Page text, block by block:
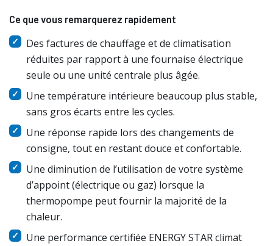
Ce que vous remarquerez rapidement
Des factures de chauffage et de climatisation
réduites par rapport à une fournaise électrique
seule ou une unité centrale plus âgée.
Une température intérieure beaucoup plus stable,
sans gros écarts entre les cycles.
Une réponse rapide lors des changements de
consigne, tout en restant douce et confortable.
Une diminution de l’utilisation de votre système
d’appoint (électrique ou gaz) lorsque la
thermopompe peut fournir la majorité de la
chaleur.
Une performance certifiée ENERGY STAR climat